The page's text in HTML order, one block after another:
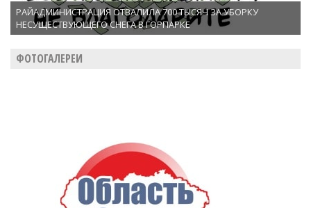
РАЙАДМИНИСТРАЦИЯ ОТВАЛИЛА 700 ТЫСЯЧ ЗА УБОРКУ
НЕСУЩЕСТВУЮЩЕГО СНЕГА В ГОРПАРКЕ
ФОТОГАЛЕРЕИ